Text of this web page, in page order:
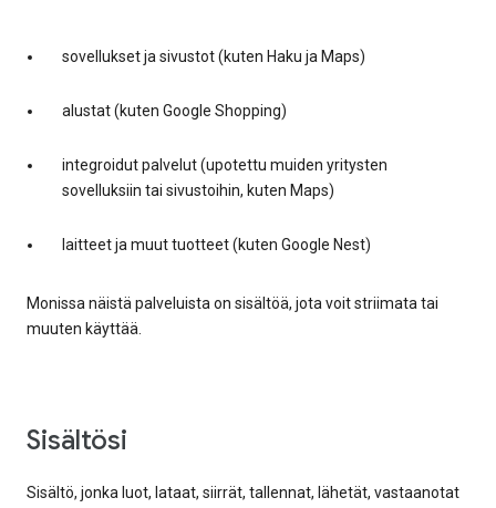
sovellukset ja sivustot (kuten Haku ja Maps)
alustat (kuten Google Shopping)
integroidut palvelut (upotettu muiden yritysten
sovelluksiin tai sivustoihin, kuten Maps)
laitteet ja muut tuotteet (kuten Google Nest)
Monissa näistä palveluista on sisältöä, jota voit striimata tai
muuten käyttää.
sisältösi
Sisältö, jonka luot, lataat, siirrät, tallennat, lähetät, vastaanotat